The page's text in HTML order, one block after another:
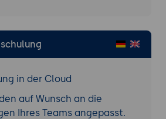
in der Cloud
auf Wunsch an die
Ihres Teams angepasst.